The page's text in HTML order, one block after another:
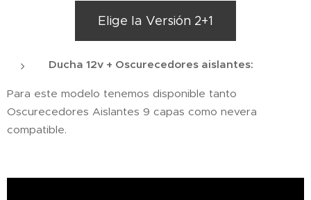
Elige la Versión 2+1
Ducha 12v + Oscurecedores aislantes:
Para este modelo tenemos disponible tanto
Oscurecedores Aislantes 9 capas como nevera
compatible.